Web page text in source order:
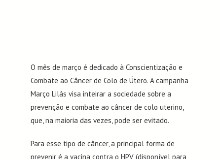
O mês de março é dedicado à Conscientização e
Combate ao Câncer de Colo de Útero. A campanha
Março Lilás visa inteirar a sociedade sobre a
prevenção e combate ao câncer de colo uterino,
que, na maioria das vezes, pode ser evitado.
Para esse tipo de câncer, a principal forma de
prevenir é a vacina contra o HPV (disponível para